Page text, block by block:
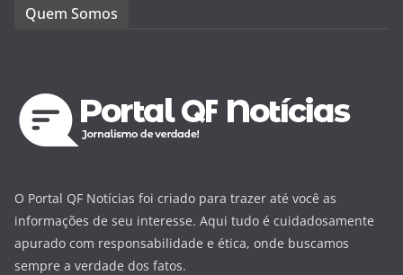
Quem Somos
O Portal QF Notícias foi criado para trazer até você as
informações de seu interesse. Aqui tudo é cuidadosamente
apurado com responsabilidade e ética, onde buscamos
sempre a verdade dos fatos.